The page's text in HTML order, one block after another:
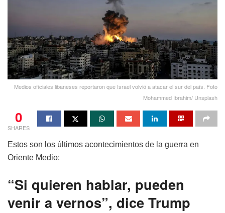
Medios oficiales libaneses reportaron que Israel volvió a atacar el sur del país. Foto
Mohammed Ibrahim/ Unsplash
0
SHARES
Estos son los últimos acontecimientos de la guerra en
Oriente Medio:
“Si quieren hablar, pueden
venir a vernos”, dice Trump